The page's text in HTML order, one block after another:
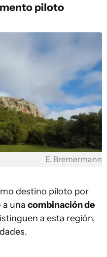
piloto
E. Bremermann
destino piloto por
una combinación de
a esta región,